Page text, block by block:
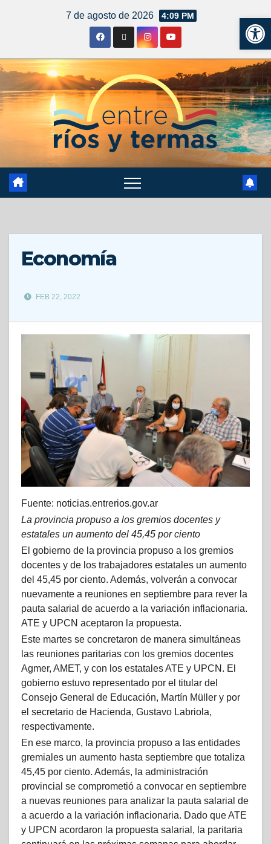
7 de agosto de 2026 4:09 PM
Economía
FEB 22, 2022
Fuente: noticias.entrerios.gov.ar
La provincia propuso a los gremios docentes y
estatales un aumento del 45,45 por ciento
El gobierno de la provincia propuso a los gremios
docentes y de los trabajadores estatales un aumento
del 45,45 por ciento. Además, volverán a convocar
nuevamente a reuniones en septiembre para rever la
pauta salarial de acuerdo a la variación inflacionaria.
ATE y UPCN aceptaron la propuesta.
Este martes se concretaron de manera simultáneas
las reuniones paritarias con los gremios docentes
Agmer, AMET, y con los estatales ATE y UPCN. El
gobierno estuvo representado por el titular del
Consejo General de Educación, Martín Müller y por
el secretario de Hacienda, Gustavo Labriola,
respectivamente.
En ese marco, la provincia propuso a las entidades
gremiales un aumento hasta septiembre que totaliza
45,45 por ciento. Además, la administración
provincial se comprometió a convocar en septiembre
a nuevas reuniones para analizar la pauta salarial de
a acuerdo a la variación inflacionaria. Dado que ATE
y UPCN acordaron la propuesta salarial, la paritaria